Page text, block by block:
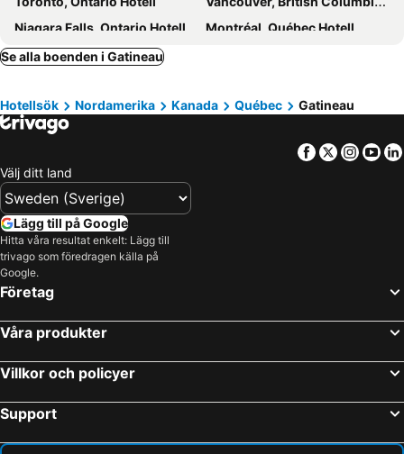
Niagara Falls, Ontario Hotell
Montréal, Québec Hotell
Mississauga, Ontario Hotell
Whistler, British Columbia Hotell
Se alla boenden i Gatineau
Hotellsök Nordamerika Kanada Québec Gatineau
Facebook
Twitter
Välj ditt land
Lägg till på Google
Hitta våra resultat enkelt: Lägg till
trivago som föredragen källa på
Google.
Företag
Våra produkter
Villkor och policyer
Support